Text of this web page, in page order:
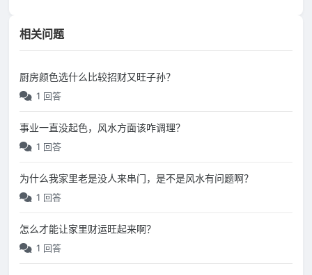
相关问题
厨房颜色选什么比较招财又旺子孙？
1 回答
事业一直没起色，风水方面该咋调理？
1 回答
为什么我家里老是没人来串门，是不是风水有问题啊？
1 回答
怎么才能让家里财运旺起来啊？
1 回答